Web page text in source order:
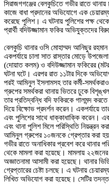
সিরাজগগঞ্জের বেলকুচিতে গভীর রাতে
কাজে বাধা প্রদানের অভিযোগে এক
করেছে পুলিশ। এ ঘটনায় পুলিশের পক্ষ
প্রার্থী বদিউজ্জামান ফকির অভিযুক্তদের
বেলকুচি থানার ওসি মোহাম্মদ আনিছুর রহমান
একপর্যায়ে চালা সাত রাস্তার মোড়ে
(দোয়াত কলম) ও বদিউজ্জামান ফকিরের (মটর
ঘটনা ঘটে। এরপর রাত ১১টার দিকে
পরই আমিনুল ইসলামসহ তার কর্মী-
গ্রুপের সমর্থকরা থানায় ভিতরে ঢুকে
তার প্রতিদ্বন্ধি বদি ফকিরকে গালমন্দ
দিয়ে বিক্ষোভ প্রদর্শন করেন। একপর্যায়ে
এবং পুলিশের সাথে ধাক্কাধাক্কি করেন।
এবং থানা পুলিশ মিলে পরিস্থিতি নিয়ন্ত্রন
আমিনুল গ্রুপের ১০জনকে গ্রেপ্তার করা
গভীর রাতে অনাধিকার প্রবেশ করে থানার
থেকে মামলা করা হয়েছে। মামলায়
অজ্ঞাতনামা আসামী করা হয়েছে। থানার
গ্রেপ্তারের চেষ্টা চলছে। এ ঘটনায়
লিখিত অভিযোগ করা হয়েছে। সেটির